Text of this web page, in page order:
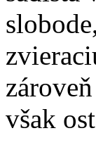
však